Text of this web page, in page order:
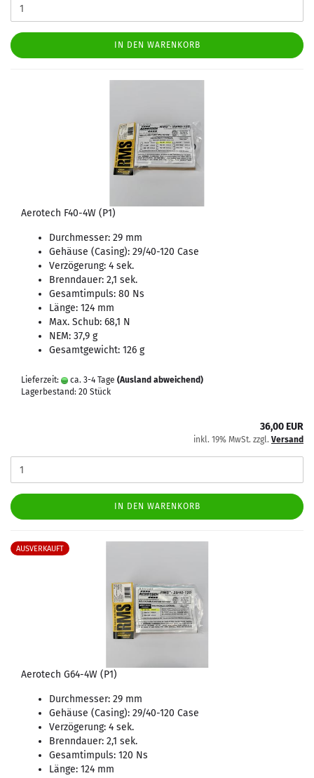
IN DEN WARENKORB
Aerotech F40-4W (P1)
Durchmesser: 29 mm
Gehäuse (Casing): 29/40-120 Case
Verzögerung: 4 sek.
Brenndauer: 2,1 sek.
Gesamtimpuls: 80 Ns
Länge: 124 mm
Max. Schub: 68,1 N
NEM: 37,9 g
Gesamtgewicht: 126 g
Lieferzeit: ca. 3-4 Tage (Ausland abweichend)
Lagerbestand: 20 Stück
36,00 EUR
inkl. 19% MwSt. zzgl. Versand
IN DEN WARENKORB
AUSVERKAUFT
Aerotech G64-4W (P1)
Durchmesser: 29 mm
Gehäuse (Casing): 29/40-120 Case
Verzögerung: 4 sek.
Brenndauer: 2,1 sek.
Gesamtimpuls: 120 Ns
Länge: 124 mm